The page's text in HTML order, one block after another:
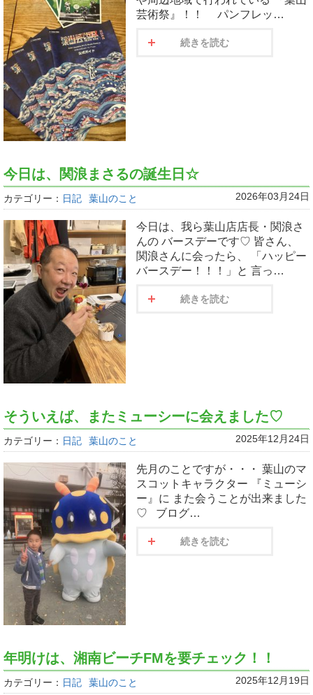
芸術祭』！！ パンフレッ…
続きを読む
今日は、関浪まさるの誕生日☆
カテゴリー： 日記 葉山のこと 2026年03月24日
今日は、我ら葉山店店長・関浪さ
んの バースデーです♡ 皆さん、
関浪さんに会ったら、 「ハッピー
バースデー！！！」と 言っ…
続きを読む
そういえば、またミューシーに会えました♡
カテゴリー： 日記 葉山のこと 2025年12月24日
先月のことですが・・・ 葉山のマ
スコットキャラクター 『ミューシ
ー』に また会うことが出来ました
♡ ブログ…
続きを読む
年明けは、湘南ビーチFMを要チェック！！
カテゴリー： 日記 葉山のこと 2025年12月19日